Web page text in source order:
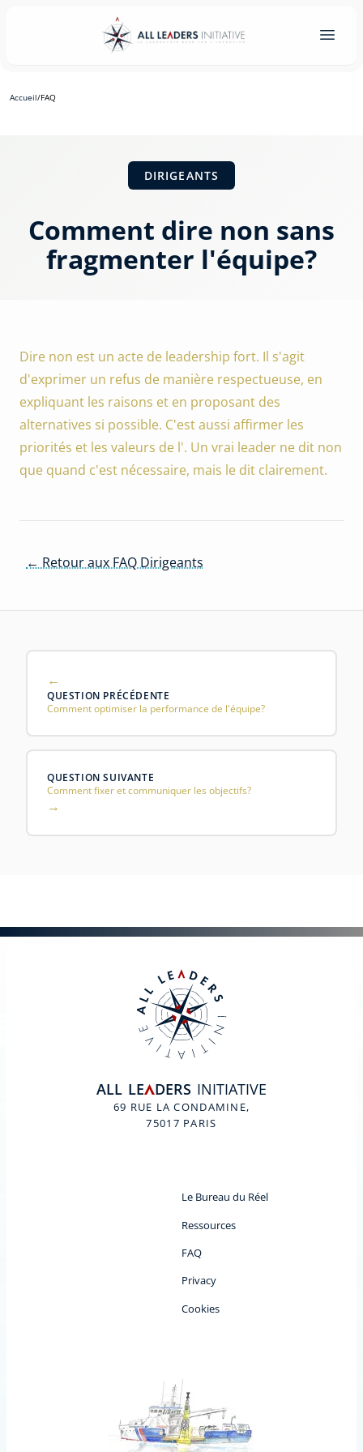
Accueil/FAQ
DIRIGEANTS
Comment dire non sans
fragmenter l'équipe?
Dire non est un acte de leadership fort. Il s'agit
d'exprimer un refus de manière respectueuse, en
expliquant les raisons et en proposant des
alternatives si possible. C'est aussi affirmer les
priorités et les valeurs de l'. Un vrai leader ne dit non
que quand c'est nécessaire, mais le dit clairement.
← Retour aux FAQ Dirigeants
QUESTION PRÉCÉDENTE
Comment optimiser la performance de l'équipe?
QUESTION SUIVANTE
Comment fixer et communiquer les objectifs?
ALL LEADERS INITIATIVE
69 RUE LA CONDAMINE,
75017 PARIS
Le Bureau du Réel
Ressources
FAQ
Privacy
Cookies